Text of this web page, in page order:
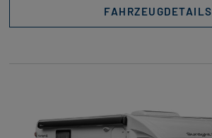
FAHRZEUGDETAILS